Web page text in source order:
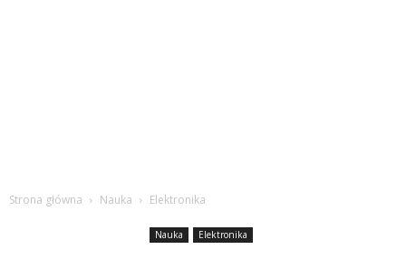
Strona główna Nauka Elektronika
Nauka Elektronika